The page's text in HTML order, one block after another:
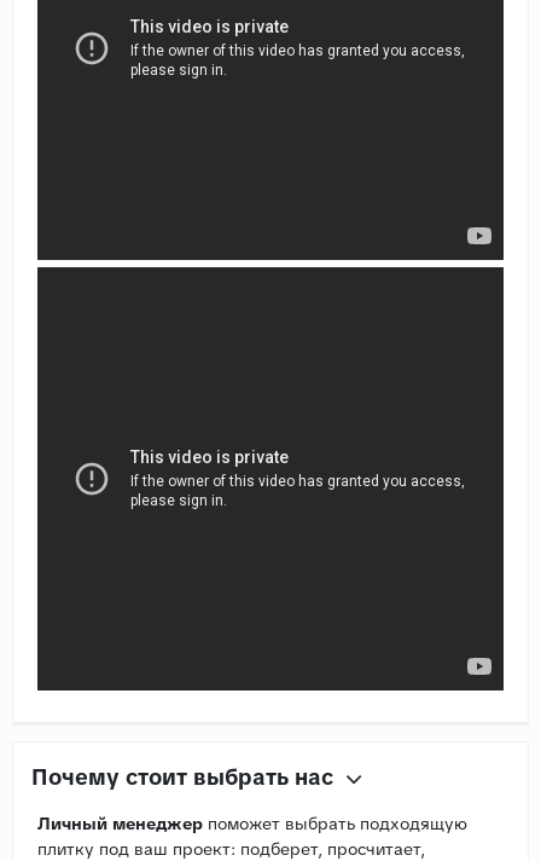
Почему стоит выбрать нас
Личный менеджер поможет выбрать подходящую
плитку под ваш проект: подберет, просчитает,